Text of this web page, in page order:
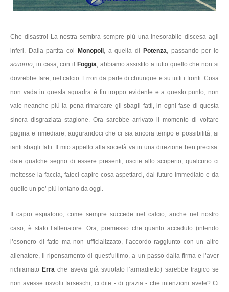
Che disastro! La nostra sembra sempre più una inesorabile discesa agli
inferi. Dalla partita col Monopoli, a quella di Potenza, passando per lo
scuorno, in casa, con il Foggia, abbiamo assistito a tutto quello che non si
dovrebbe fare, nel calcio. Errori da parte di chiunque e su tutti i fronti. Cosa
non vada in questa squadra è fin troppo evidente e a questo punto, non
vale neanche più la pena rimarcare gli sbagli fatti, in ogni fase di questa
sinora disgraziata stagione. Ora sarebbe arrivato il momento di voltare
pagina e rimediare, augurandoci che ci sia ancora tempo e possibilità, ai
tanti sbagli fatti. Il mio appello alla società va in una direzione ben precisa:
date qualche segno di essere presenti, uscite allo scoperto, qualcuno ci
mettesse la faccia, fateci capire cosa aspettarci, dal futuro immediato e da
quello un po’ più lontano da oggi.
Il capro espiatorio, come sempre succede nel calcio, anche nel nostro
caso, è stato l’allenatore. Ora, premesso che quanto accaduto (intendo
l’esonero di fatto ma non ufficializzato, l’accordo raggiunto con un altro
allenatore, il ripensamento di quest’ultimo, a un passo dalla firma e l’aver
richiamatoErra che aveva già svuotato l’armadietto) sarebbe tragico se
non avesse risvolti farseschi, ci dite - di grazia - che intenzioni avete? Ci